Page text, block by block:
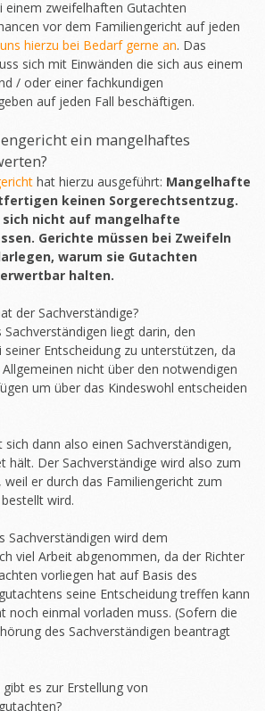
einem zweifelhaften Gutachten
vor dem Familiengericht auf jeden
hierzu bei Bedarf gerne an. Das
sich mit Einwänden die sich aus einem
/ oder einer fachkundigen
auf jeden Fall beschäftigen.
ein mangelhaftes
hat hierzu ausgeführt: Mangelhafte
keinen Sorgerechtsentzug.
nicht auf mangelhafte
Gerichte müssen bei Zweifeln
warum sie Gutachten
halten.
der Sachverständige?
liegt darin, den
seiner Entscheidung zu unterstützen, da
nicht über den notwendigen
um über das Kindeswohl entscheiden
sich dann also einen Sachverständigen,
hält. Der Sachverständige wird also zum
weil er durch das Familiengericht zum
wird.
Sachverständigen wird dem
viel Arbeit abgenommen, da der Richter
vorliegen hat auf Basis des
seine Entscheidung treffen kann
noch einmal vorladen muss. (Sofern die
des Sachverständigen beantragt
es zur Erstellung von